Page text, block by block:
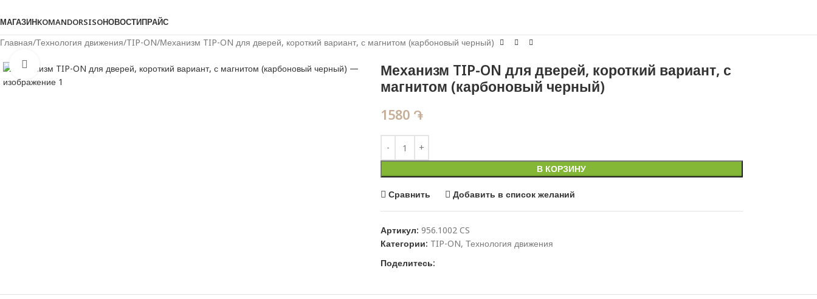
МАГАЗИНKOMANDORSISOНОВОСТИПРАЙС
Главная Технология движения TIP-ON Механизм TIP-ON для дверей, короткий вариант, с магнитом (карбоновый черный)
Нажмите, чтобы увеличить
Механизм TIP-ON для дверей, короткий вариант, с
магнитом (карбоновый черный)
1580 ֏
В КОРЗИНУ
Сравнить Добавить в список желаний
Артикул: 956.1002 CS
Категории: TIP-ON, Технология движения
Поделитесь: